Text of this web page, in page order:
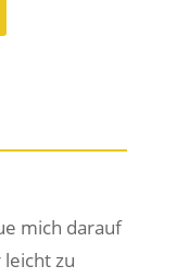
mich darauf
zu